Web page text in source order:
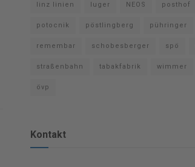
linz linien luger NEOS posthof
potocnik pöstlingberg pühringer
remembar schobesberger spö
straßenbahn tabakfabrik wimmer
övp
Kontakt